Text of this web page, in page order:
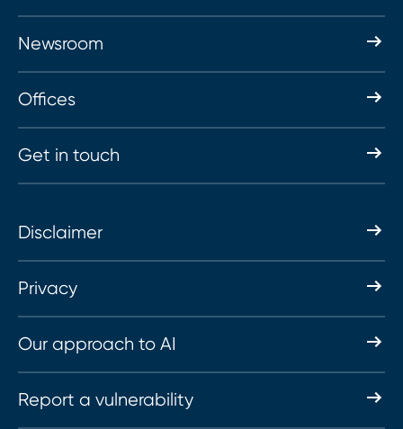
Newsroom
Offices
Get in touch
Disclaimer
Privacy
Our approach to AI
Report a vulnerability